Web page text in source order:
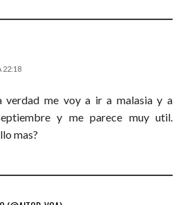
22:18
verdad me voy a ir a malasia y a
y me parece muy util.
mas?